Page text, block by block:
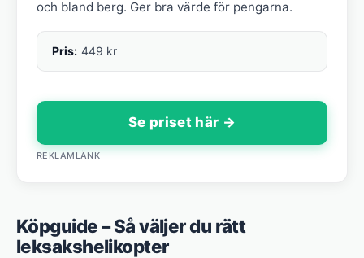
och bland berg. Ger bra värde för pengarna.
Pris: 449 kr
Se priset här →
REKLAMLÄNK
Köpguide – Så väljer du rätt
leksakshelikopter